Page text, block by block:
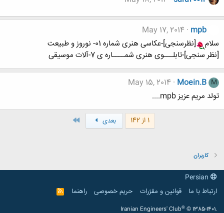
mpb
May 17, 2014
سلام
[نظرسنجی]-عکاسی هنری شماره 01- نوروز و طبیعت
[نظر سنجی]-تابلـــوی هنری شمــــاره ی 7-آلات موسیقی
M
Moein.B
May 15, 2014
تولد مریم عزیز mpb....
1 از 142 بعدی
کاربران
ارتباط با ما
قوانین و مقرّرات حریم خصوصی راهنما
R
S
Iranian Engineers' Club® © 1385-1401.